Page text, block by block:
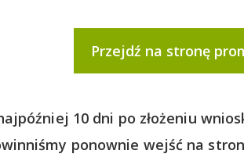
Przejdź na stronę
10 dni po złożeniu
ponownie wejść na